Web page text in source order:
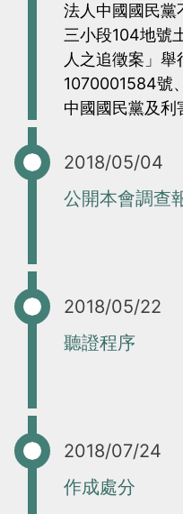
法人中國國民黨
三小段104地號
人之追徵案」
1070001584號
中國國民黨及利
2018/05/04
公開本會調查
2018/05/22
聽證程序
2018/07/24
作成處分